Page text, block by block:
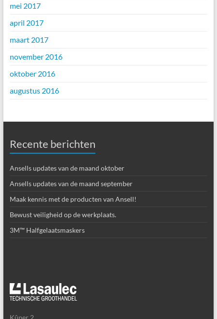
mei 2017
april 2017
maart 2017
november 2016
oktober 2016
augustus 2016
Recente berichten
Ansells updates van de maand oktober
Ansells updates van de maand september
Maak kennis met de producten van Ansell!
Bewust veiligheid op de werkplaats.
3M™ Halfgelaatsmaskers
Kûper 2